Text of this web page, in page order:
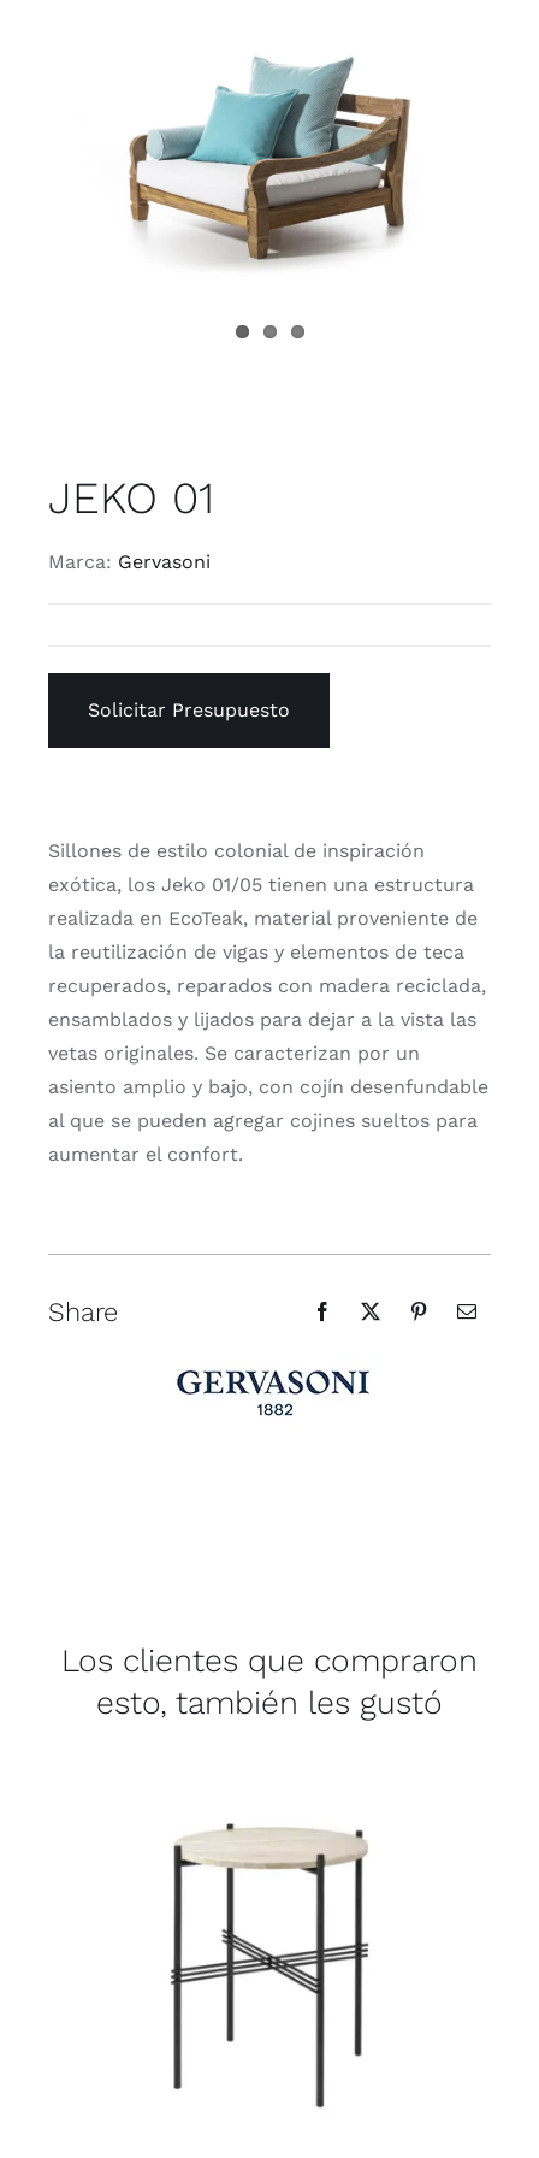
Accesorios
Marcas
Tiendas
JEKO 01
Marca: Gervasoni
Solicitar Presupuesto
Sillones de estilo colonial de inspiración
exótica, los Jeko 01/05 tienen una estructura
realizada en EcoTeak, material proveniente de
la reutilización de vigas y elementos de teca
recuperados, reparados con madera reciclada,
ensamblados y lijados para dejar a la vista las
vetas originales. Se caracterizan por un
asiento amplio y bajo, con cojín desenfundable
al que se pueden agregar cojines sueltos para
aumentar el confort.
Share
Los clientes que compraron
esto, también les gustó